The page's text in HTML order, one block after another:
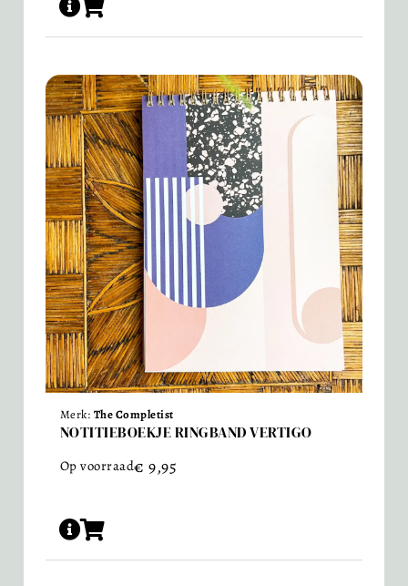
Merk: The Completist
NOTITIEBOEKJE RINGBAND VERTIGO
Op voorraad€ 9,95